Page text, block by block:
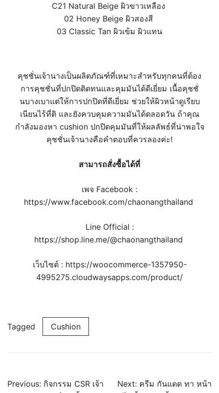
C21 Natural Beige ผิวขาวเหลือง
02 Honey Beige ผิวสองสี
03 Classic Tan ผิวเข้ม ผิวแทน
คุชชั่นเจ้านางเป็นผลิตภัณฑ์ที่เหมาะสำหรับทุกคนที่ต้อง
การคุชชั่นที่ปกปิดติดทนและคุมมันได้ดีเยี่ยม เนื้อคุชชั่
นบางเบาแต่ให้การปกปิดที่ดีเยี่ยม ช่วยให้ผิวหน้าดูเรียบ
เนียนไร้ที่ติ และยังควบคุมความมันได้ตลอดวัน ถ้าคุณ
กำลังมองหา cushion ปกปิดคุมมันที่ให้ผลลัพธ์ที่น่าพอใจ
คุชชั่นเจ้านางคือคำตอบที่ควรลองค่ะ!
สามารถสั่งซื้อได้ที่
เพจ Facebook :
https://www.facebook.com/chaonangthailand
Line Official :
https://shop.line.me/@chaonangthailand
เว็บไซต์ : https://woocommerce-1357950-
4995275.cloudwaysapps.com/product/
Tagged Cushion
Previous: กิจกรรม CSR เจ้า
Next: ครีม กันแดด ทา หน้า